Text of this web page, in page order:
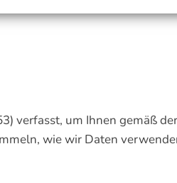
verfasst, um Ihnen gemäß
wie wir Daten